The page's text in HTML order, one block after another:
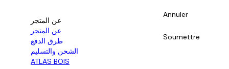
Annuler
Soumettre
ATLAS BOIS
عن المتجر
عن المتجر
طرق الدفع
الشحن والتسليم